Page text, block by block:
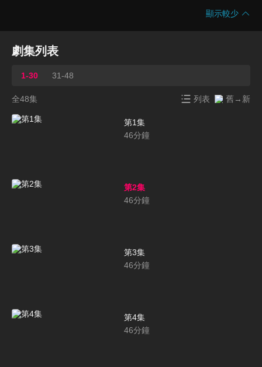
顯示較少
劇集列表
1-30 31-48
全48集 列表 舊→新
第1集
46分鐘
第2集
46分鐘
第3集
46分鐘
第4集
46分鐘